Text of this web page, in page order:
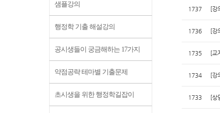
샘플강의
행정학 기출 해설강의
공시생들이 궁금해하는 17가지
약점공략 테마별 기출문제
초시생을 위한 행정학길잡이
1737 [강
1736 [강
1735 [교
1734 [강
1733 [상